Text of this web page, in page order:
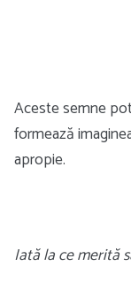
Aceste semne
formează
apropie.
Iată la ce merită